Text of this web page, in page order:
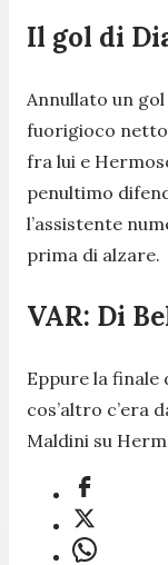
Il gol di
Annullato un
fuorigioco
fra lui e
penultimo
l’assistente
prima di alzare.
VAR: Di
Eppure la finale
cos’altro c’era
Maldini su